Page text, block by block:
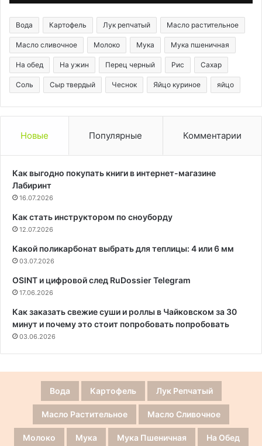
Вода Картофель Лук репчатый Масло растительное
Масло сливочное Молоко Мука Мука пшеничная
На обед На ужин Перец черный Рис Сахар
Соль Сыр твердый Чеснок Яйцо куриное яйцо
Новые Популярные Комментарии
Как выгодно покупать книги в интернет-магазине
Лабиринт
16.07.2026
Как стать инструктором по сноуборду
12.07.2026
Какой поликарбонат выбрать для теплицы: 4 или 6 мм
03.07.2026
OSINT и цифровой след RuDossier Telegram
17.06.2026
Как заказать свежие суши и роллы в Чайковском за 30
минут и почему это стоит попробовать попробовать
03.06.2026
Вода Картофель Лук Репчатый
Масло Растительное Масло Сливочное
Молоко Мука Мука Пшеничная На Обед